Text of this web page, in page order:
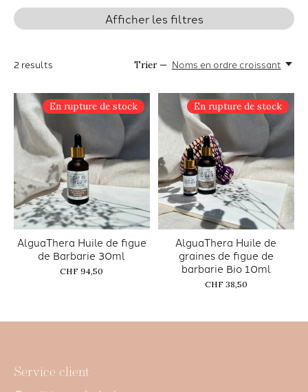
Afficher les filtres
2 results Trier — Noms en ordre croissant
En rupture de stock
AlguaThera Huile de figue
de Barbarie 30ml
CHF 94,50
En rupture de stock
AlguaThera Huile de
graines de figue de
barbarie Bio 10ml
CHF 38,50
Service client